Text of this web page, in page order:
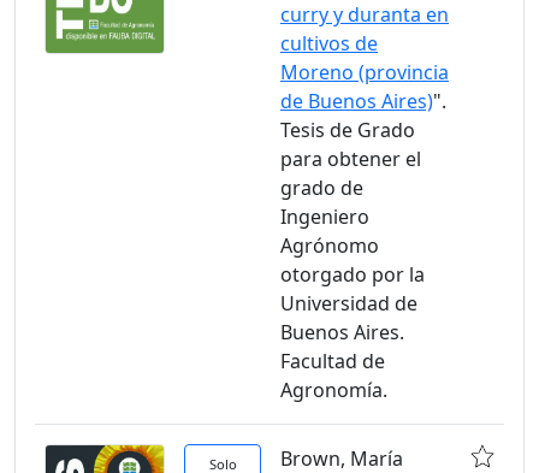
curry y duranta en
cultivos de
Moreno (provincia
de Buenos Aires)".
Tesis de Grado
para obtener el
grado de
Ingeniero
Agrónomo
otorgado por la
Universidad de
Buenos Aires.
Facultad de
Agronomía.
Solo
Brown, María